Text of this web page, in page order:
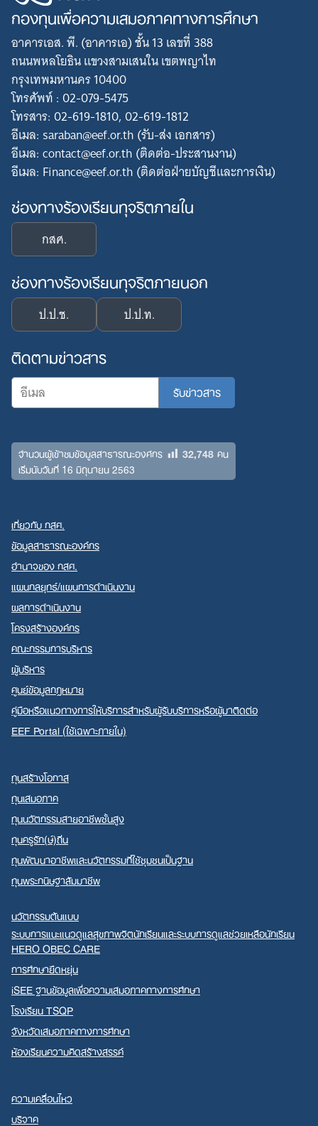
กองทุนเพื่อความเสมอภาคทางการศึกษา
อาคารเอส. พี. (อาคารเอ) ชั้น 13 เลขที่ 388
ถนนพหลโยธิน แขวงสามเสนใน เขตพญาไท
กรุงเทพมหานคร 10400
โทรศัพท์ : 02-079-5475
โทรสาร: 02-619-1810, 02-619-1812
อีเมล: saraban@eef.or.th (รับ-ส่ง เอกสาร)
อีเมล: contact@eef.or.th (ติดต่อ-ประสานงาน)
อีเมล: Finance@eef.or.th (ติดต่อฝ่ายบัญชีและการเงิน)
ช่องทางร้องเรียนทุจริตภายใน
กสศ.
ช่องทางร้องเรียนทุจริตภายนอก
ป.ป.ช. ป.ป.ท.
ติดตามข่าวสาร
จำนวนผู้เข้าชมข้อมูลสาธารณะองค์กร 32,748คน
เริ่มนับวันที่ 16 มิถุนายน 2563
เกี่ยวกับ กสศ.
ข้อมูลสาธารณะองค์กร
อำนาจของ กสศ.
แผนกลยุทธ์/แผนการดำเนินงาน
ผลการดำเนินงาน
โครงสร้างองค์กร
คณะกรรมการบริหาร
ผู้บริหาร
ศูนย์ข้อมูลกฎหมาย
คู่มือหรือแนวทางการให้บริการสำหรับผู้รับบริการหรือผู้มาติดต่อ
EEF Portal (ใช้เฉพาะภายใน)
ทุนสร้างโอกาส
ทุนเสมอภาค
ทุนนวัตกรรมสายอาชีพชั้นสูง
ทุนครูรัก(ษ์)ถิ่น
ทุนพัฒนาอาชีพและนวัตกรรมที่ใช้ชุมชนเป็นฐาน
ทุนพระกนิษฐาสัมมาชีพ
นวัตกรรมต้นแบบ
ระบบการแนะแนวดูแลสุขภาพจิตนักเรียนและระบบการดูแลช่วยเหลือนักเรียน
HERO OBEC CARE
การศึกษายืดหยุ่น
iSEE ฐานข้อมูลเพื่อความเสมอภาคทางการศึกษา
โรงเรียน TSQP
จังหวัดเสมอภาคทางการศึกษา
ห้องเรียนความคิดสร้างสรรค์
ความเคลื่อนไหว
บริจาค